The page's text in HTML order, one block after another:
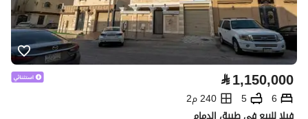
⃁1,150,000
6
5
240 م2